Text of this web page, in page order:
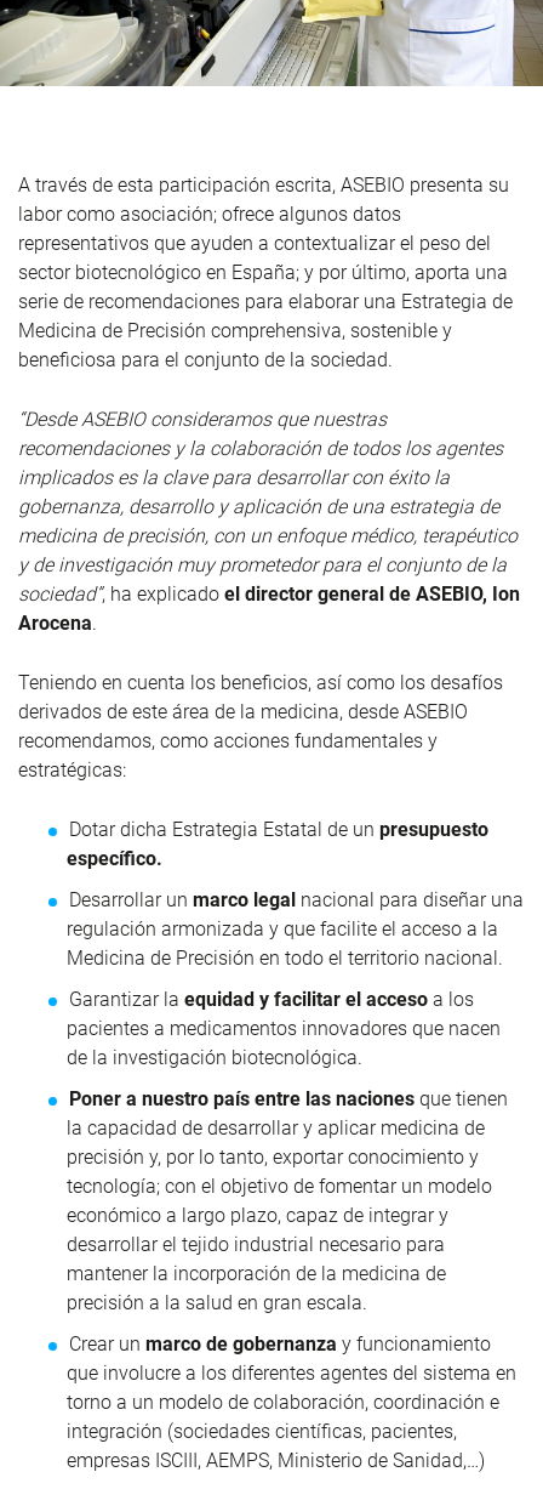
A través de esta participación escrita, ASEBIO presenta su
labor como asociación; ofrece algunos datos
representativos que ayuden a contextualizar el peso del
sector biotecnológico en España; y por último, aporta una
serie de recomendaciones para elaborar una Estrategia de
Medicina de Precisión comprehensiva, sostenible y
beneficiosa para el conjunto de la sociedad.
“Desde ASEBIO consideramos que nuestras
recomendaciones y la colaboración de todos los agentes
implicados es la clave para desarrollar con éxito la
gobernanza, desarrollo y aplicación de una estrategia de
medicina de precisión, con un enfoque médico, terapéutico
y de investigación muy prometedor para el conjunto de la
sociedad”, ha explicado el director general de ASEBIO, Ion
Arocena.
Teniendo en cuenta los beneficios, así como los desafíos
derivados de este área de la medicina, desde ASEBIO
recomendamos, como acciones fundamentales y
estratégicas:
Dotar dicha Estrategia Estatal de un presupuesto
específico.
Desarrollar un marco legal nacional para diseñar una
regulación armonizada y que facilite el acceso a la
Medicina de Precisión en todo el territorio nacional.
Garantizar la equidad y facilitar el acceso a los
pacientes a medicamentos innovadores que nacen
de la investigación biotecnológica.
Poner a nuestro país entre las naciones que tienen
la capacidad de desarrollar y aplicar medicina de
precisión y, por lo tanto, exportar conocimiento y
tecnología; con el objetivo de fomentar un modelo
económico a largo plazo, capaz de integrar y
desarrollar el tejido industrial necesario para
mantener la incorporación de la medicina de
precisión a la salud en gran escala.
Crear un marco de gobernanza y funcionamiento
que involucre a los diferentes agentes del sistema en
torno a un modelo de colaboración, coordinación e
integración (sociedades científicas, pacientes,
empresas ISCIII, AEMPS, Ministerio de Sanidad,…)